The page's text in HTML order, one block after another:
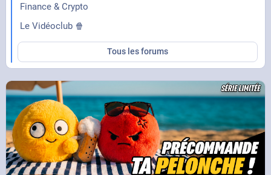
Finance & Crypto
Le Vidéoclub 🍿
Tous les forums